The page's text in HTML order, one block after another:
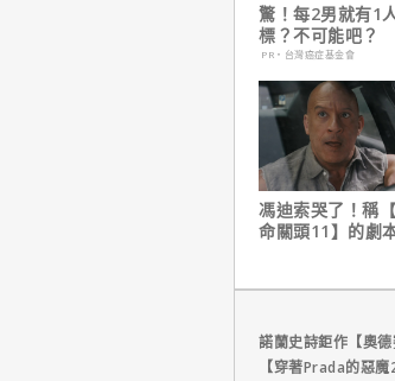
驚！每2男就有1
標？不可能吧？
PR・台灣癌症基金會
馮迪索哭了！稱
命關頭11】的劇
諾蘭史詩鉅作【奧
【穿著Prada的惡